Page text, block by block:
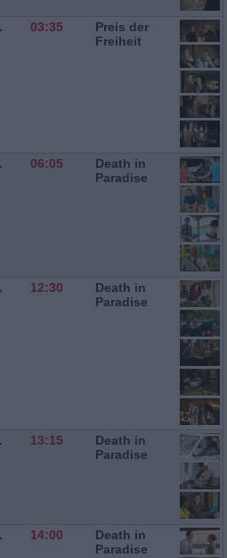
03:35
Preis der
Freiheit
06:05
Death in
Paradise
12:30
Death in
Paradise
13:15
Death in
Paradise
14:00
Death in
Paradise